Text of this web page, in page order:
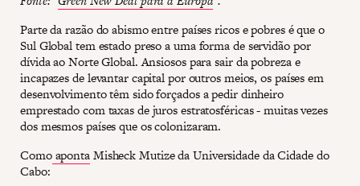
Parte da razão do abismo entre países ricos e pobres é que o
Sul Global tem estado preso a uma forma de servidão por
dívida ao Norte Global. Ansiosos para sair da pobreza e
incapazes de levantar capital por outros meios, os países em
desenvolvimento têm sido forçados a pedir dinheiro
emprestado com taxas de juros estratosféricas - muitas vezes
dos mesmos países que os colonizaram.
ComoapontaMisheck Mutize da Universidade da Cidade do
Cabo: